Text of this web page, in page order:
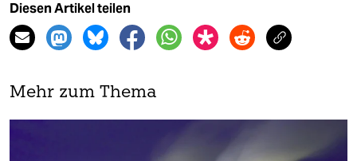
Diesen Artikel teilen
Mehr zum Thema